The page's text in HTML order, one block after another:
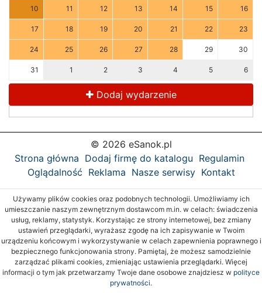
10 11 12 13 14 15 16
17 18 19 20 21 22 23
24 25 26 27 28 29 30
31 1 2 3 4 5 6
Dodaj wydarzenie
© 2026 eSanok.pl
Strona główna Dodaj firmę do katalogu Regulamin
Oglądalność Reklama Nasze serwisy Kontakt
Używamy plików cookies oraz podobnych technologii. Umożliwiamy ich
umieszczanie naszym zewnętrznym dostawcom m.in. w celach: świadczenia
usług, reklamy, statystyk. Korzystając ze strony internetowej, bez zmiany
ustawień przeglądarki, wyrażasz zgodę na ich zapisywanie w Twoim
urządzeniu końcowym i wykorzystywanie w celach zapewnienia poprawnego i
bezpiecznego funkcjonowania strony. Pamiętaj, że możesz samodzielnie
zarządzać plikami cookies, zmieniając ustawienia przeglądarki. Więcej
informacji o tym jak przetwarzamy Twoje dane osobowe znajdziesz w polityce
prywatności.